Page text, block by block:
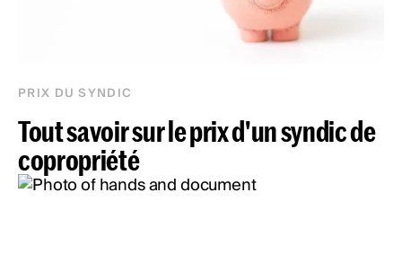
PRIX DU SYNDIC
Tout savoir sur le prix d'un syndic de
copropriété